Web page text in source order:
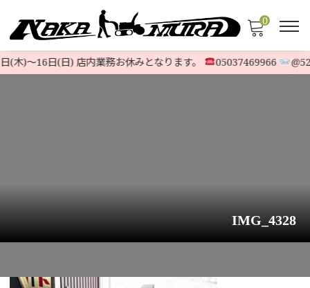
0
木)〜16日(日) 店内業務お休みとなります。 05037469966
IMG_4328